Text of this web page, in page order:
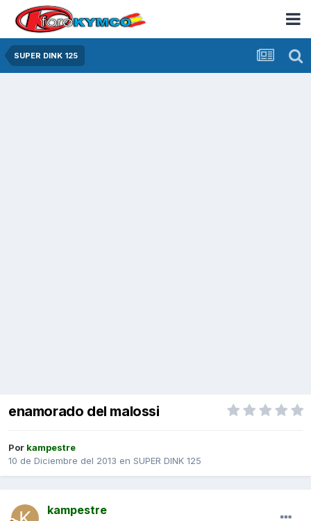
SUPER DINK 125
enamorado del malossi
Por kampestre
10 de Diciembre del 2013 en SUPER DINK 125
kampestre